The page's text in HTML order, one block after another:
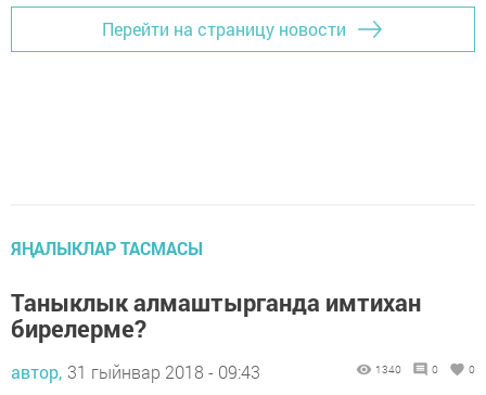
Перейти на страницу новости
ЯҢАЛЫКЛАР ТАСМАСЫ
Таныклык алмаштырганда имтихан
бирелерме?
автор, 31 гыйнвар 2018 - 09:43 1340 0 0